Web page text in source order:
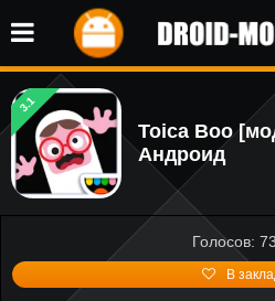
3.1
Toica Boo
Андроид
Голосов:
В